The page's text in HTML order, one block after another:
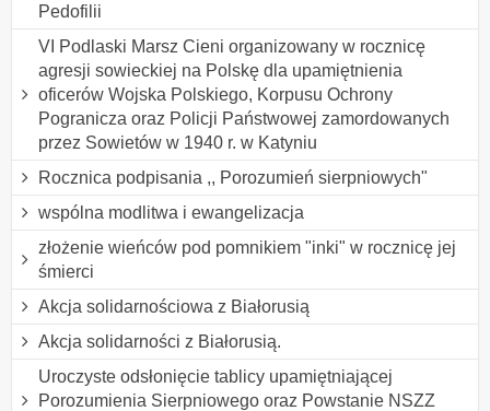
Pedofilii
VI Podlaski Marsz Cieni organizowany w rocznicę
agresji sowieckiej na Polskę dla upamiętnienia
oficerów Wojska Polskiego, Korpusu Ochrony
Pogranicza oraz Policji Państwowej zamordowanych
przez Sowietów w 1940 r. w Katyniu
Rocznica podpisania ,, Porozumień sierpniowych"
wspólna modlitwa i ewangelizacja
złożenie wieńców pod pomnikiem "inki" w rocznicę jej
śmierci
Akcja solidarnościowa z Białorusią
Akcja solidarności z Białorusią.
Uroczyste odsłonięcie tablicy upamiętniającej
Porozumienia Sierpniowego oraz Powstanie NSZZ